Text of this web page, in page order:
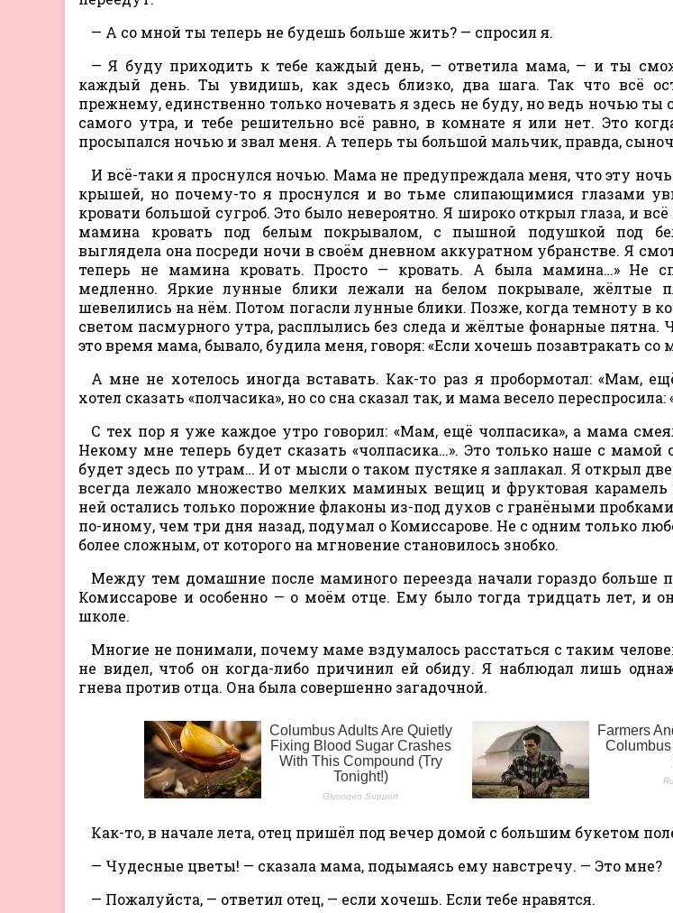
— А со мной ты теперь не будешь больше жить? — спросил я.
— Я буду приходить к тебе каждый день, — ответила мама, — и ты
каждый день. Ты увидишь, как здесь близко, два шага. Так что всё
прежнему, единственно только ночевать я здесь не буду, но ведь ночью ты
самого утра, и тебе решительно всё равно, в комнате я или нет. Это
просыпался ночью и звал меня. А теперь ты большой мальчик, правда,
И всё-таки я проснулся ночью. Мама не предупреждала меня, что эту
крышей, но почему-то я проснулся и во тьме слипающимися глазами
кровати большой сугроб. Это было невероятно. Я широко открыл глаза, и
мамина кровать под белым покрывалом, с пышной подушкой под
выглядела она посреди ночи в своём дневном аккуратном убранстве. Я
теперь не мамина кровать. Просто — кровать. А была мамина…» Не
медленно. Яркие лунные блики лежали на белом покрывале, жёлтые
шевелились на нём. Потом погасли лунные блики. Позже, когда темноту в
светом пасмурного утра, расплылись без следа и жёлтые фонарные пятна.
это время мама, бывало, будила меня, говоря: «Если хочешь позавтракать со
А мне не хотелось иногда вставать. Как-то раз я пробормотал: «Мам,
хотел сказать «полчасика», но со сна сказал так, и мама весело переспросила:
С тех пор я уже каждое утро говорил: «Мам, ещё чолпасика», а мама
Некому мне теперь будет сказать «чолпасика…». Это только наше с
будет здесь по утрам… И от мысли о таком пустяке я заплакал. Я открыл
всегда лежало множество мелких маминых вещиц и фруктовая карамель
ней остались только порожние флаконы из-под духов с гранёными
по-иному, чем три дня назад, подумал о Комиссарове. Не с одним только
более сложным, от которого на мгновение становилось знобко.
Между тем домашние после маминого переезда начали гораздо больше
Комиссарове и особенно — о моём отце. Ему было тогда тридцать лет, и
школе.
Многие не понимали, почему маме вздумалось расстаться с таким
не видел, чтоб он когда-либо причинил ей обиду. Я наблюдал лишь
гнева против отца. Она была совершенно загадочной.
Как-то, в начале лета, отец пришёл под вечер домой с большим букетом
— Чудесные цветы! — сказала мама, подымаясь ему навстречу. — Это мне?
— Пожалуйста, — ответил отец, — если хочешь. Если тебе нравятся.